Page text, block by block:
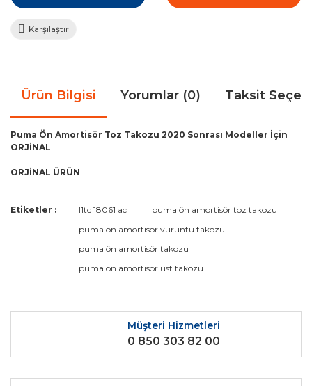
Karşılaştır
Ürün Bilgisi Yorumlar (0) Taksit
Puma Ön Amortisör Toz Takozu 2020 Sonrası Modeller İçin
ORJİNAL
ORJİNAL ÜRÜN
Bu ürüne ilk yorumu siz yapın!
Yorum Yaz
Bu ürünün fiyat bilgisi, resim, ürün açıklamalarında ve diğer
kullanarak tarafımıza iletebilirsiniz.
Görüş ve önerileriniz için teşekkür ederiz.
Ürün bilgilerinde hatalar bulunuyor.
Ürün fiyatı diğer sitelerden daha pahalı.
Bu ürüne benzer farklı alternatifler olmalı.
Etiketler : l1tc 18061 ac
puma ön amortisör toz takozu
puma ön amortisör vuruntu takozu
puma ön amortisör takozu
puma ön amortisör üst takozu
Müşteri Hizmetleri
0 850 303 82 00